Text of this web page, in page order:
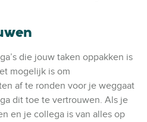
die jouw taken oppakken is
mogelijk is om
af te ronden voor je weggaat
dit toe te vertrouwen. Als je
en je collega is van alles op